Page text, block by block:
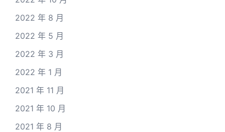
2022 年 8 月
2022 年 5 月
2022 年 3 月
2022 年 1 月
2021 年 11 月
2021 年 10 月
2021 年 8 月